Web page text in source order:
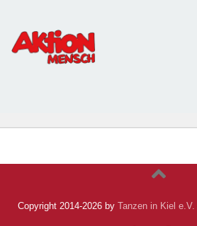
Copyright 2014-2026 by Tanzen in Kiel e.V.